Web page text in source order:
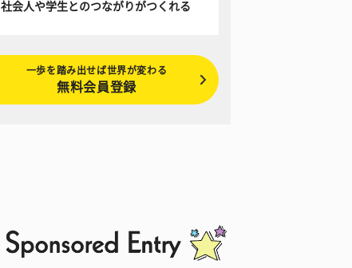
社会人や学生とのつながりがつくれる
一歩を踏み出せば世界が変わる
無料会員登録